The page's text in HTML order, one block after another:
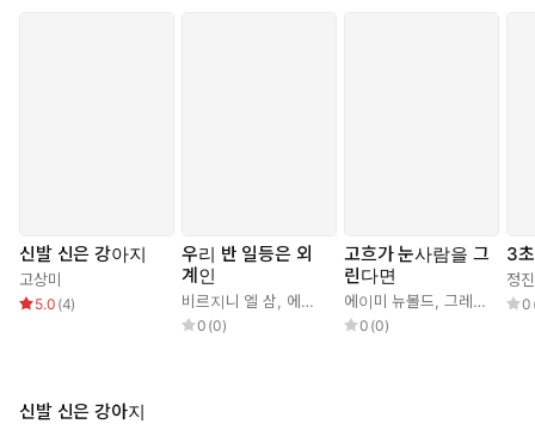
신발 신은 강아지
고상미
5.0 (4)
우리 반 일등은 외
계인
비르지니 엘 삼, 에스텔 비용 스파뇰 ,김주열
0 (0)
고흐가 눈사람을 그
린다면
에이미 뉴볼드, 그레그 뉴볼드
0 (0)
3
정
0
신발 신은 강아지